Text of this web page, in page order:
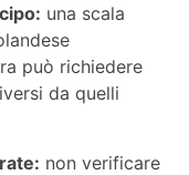
una scala
può richiedere
da quelli
non verificare